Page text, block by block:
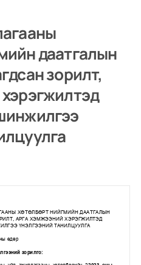
даатгалын
зорилт,